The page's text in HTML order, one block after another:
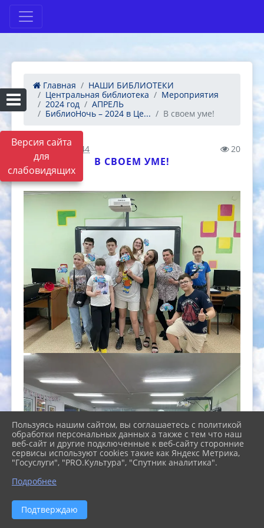
Версия сайта
для
слабовидящих
Главная
НАШИ БИБЛИОТЕКИ
Центральная библиотека
Мероприятия
2024 год
АПРЕЛЬ
БиблиоНочь – 2024 в Це...
В своем уме!
22.04.2024 11:44 20
В СВОЕМ УМЕ!
Пользуясь нашим сайтом, вы соглашаетесь с политикой
обработки персональных данных а также с тем что наш
веб-сайт и другие подключенные к веб-сайту сторонние
сервисы используют cookies такие как Яндекс Метрика,
"Госуслуги", "PRO.Культура", "Спутник аналитика".
Подробнее
Подтверждаю